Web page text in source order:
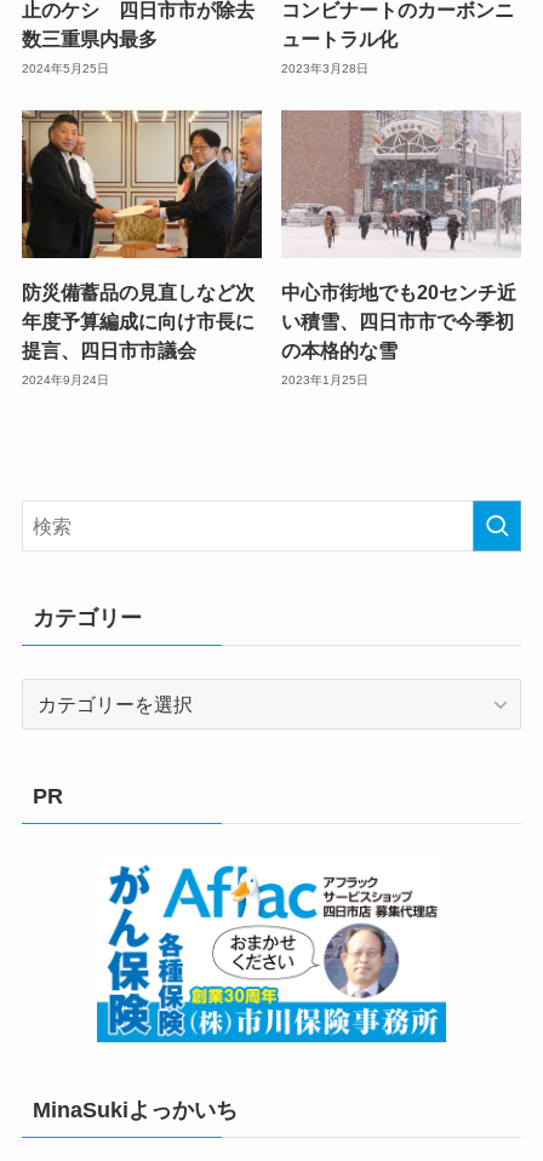
止のケシ 四日市市が除去
数三重県内最多
2024年5月25日
コンビナートのカーボンニ
ュートラル化
2023年3月28日
防災備蓄品の見直しなど次
年度予算編成に向け市長に
提言、四日市市議会
2024年9月24日
中心市街地でも20センチ近
い積雪、四日市市で今季初
の本格的な雪
2023年1月25日
カテゴリー
PR
MinaSukiよっかいち